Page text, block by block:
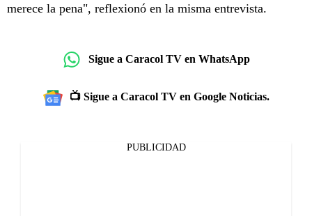
merece la pena", reflexionó en la misma entrevista.
Sigue a Caracol TV en WhatsApp
📺 Sigue a Caracol TV en Google Noticias.
PUBLICIDAD